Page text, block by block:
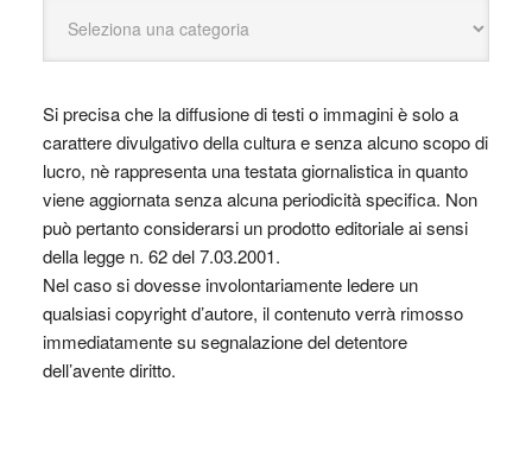
Si precisa che la diffusione di testi o immagini è solo a
carattere divulgativo della cultura e senza alcuno scopo di
lucro, nè rappresenta una testata giornalistica in quanto
viene aggiornata senza alcuna periodicità specifica. Non
può pertanto considerarsi un prodotto editoriale ai sensi
della legge n. 62 del 7.03.2001.
Nel caso si dovesse involontariamente ledere un
qualsiasi copyright d’autore, il contenuto verrà rimosso
immediatamente su segnalazione del detentore
dell’avente diritto.